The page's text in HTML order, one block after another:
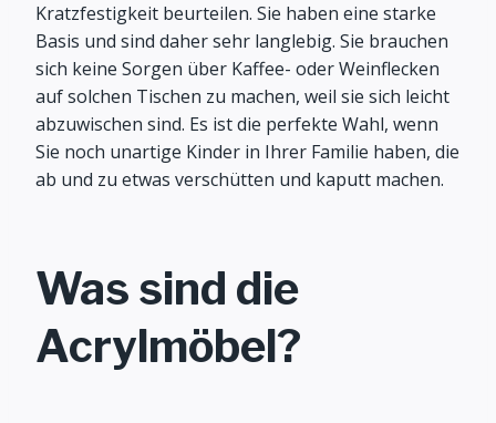
Kratzfestigkeit beurteilen. Sie haben eine starke
Basis und sind daher sehr langlebig. Sie brauchen
sich keine Sorgen über Kaffee- oder Weinflecken
auf solchen Tischen zu machen, weil sie sich leicht
abzuwischen sind. Es ist die perfekte Wahl, wenn
Sie noch unartige Kinder in Ihrer Familie haben, die
ab und zu etwas verschütten und kaputt machen.
Was sind die
Acrylmöbel?